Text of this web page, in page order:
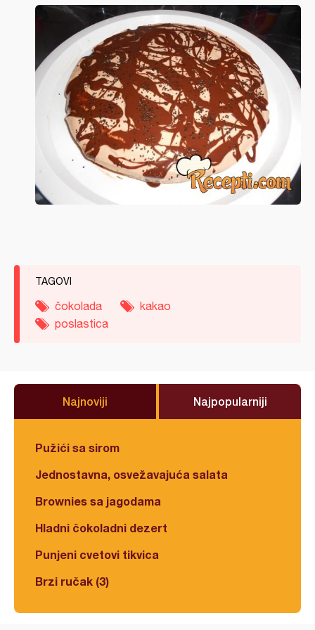
TAGOVI
čokolada
kakao
poslastica
Najnoviji Najpopularniji
Pužići sa sirom
Jednostavna, osvežavajuća salata
Brownies sa jagodama
Hladni čokoladni dezert
Punjeni cvetovi tikvica
Brzi ručak (3)